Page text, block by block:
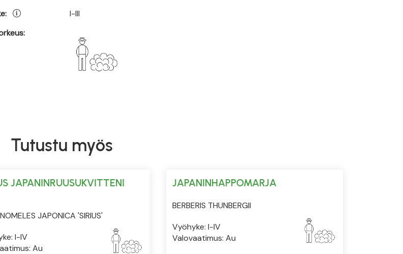
I-III
Tutustu myös
JAPANINRUUSUKVITTENI
JAPONICA 'SIRIUS'
I-IV
Au
JAPANINHAPPOMARJA
BERBERIS THUNBERGII
Vyöhyke: I-IV
Valovaatimus: Au